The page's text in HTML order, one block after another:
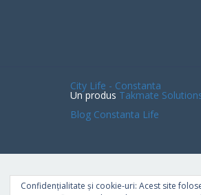
City Life - Constanta
Un produs Takmate
Blog Constanta Life
Confidențialitate și cookie-uri: Acest site